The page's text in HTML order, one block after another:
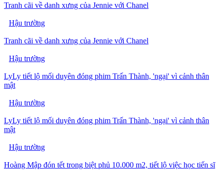
Tranh cãi về danh xưng của Jennie với Chanel
Hậu trường
Tranh cãi về danh xưng của Jennie với Chanel
Hậu trường
LyLy tiết lộ mối duyên đóng phim Trấn Thành, 'ngại' vì cảnh thân
mật
Hậu trường
LyLy tiết lộ mối duyên đóng phim Trấn Thành, 'ngại' vì cảnh thân
mật
Hậu trường
Hoàng Mập đón tết trong biệt phủ 10.000 m2, tiết lộ việc học tiến sĩ